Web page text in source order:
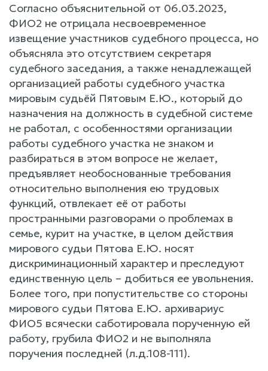
Согласно объяснительной от 06.03.2023,
ФИО2 не отрицала несвоевременное
извещение участников судебного процесса, но
объясняла это отсутствием секретаря
судебного заседания, а также ненадлежащей
организацией работы судебного участка
мировым судьёй Пятовым Е.Ю., который до
назначения на должность в судебной системе
не работал, с особенностями организации
работы судебного участка не знаком и
разбираться в этом вопросе не желает,
предъявляет необоснованные требования
относительно выполнения ею трудовых
функций, отвлекает её от работы
пространными разговорами о проблемах в
семье, курит на участке, в целом действия
мирового судьи Пятова Е.Ю. носят
дискриминационный характер и преследуют
единственную цель – добиться ее увольнения.
Более того, при попустительстве со стороны
мирового судьи Пятова Е.Ю. архивариус
ФИО5 всячески саботировала порученную ей
работу, грубила ФИО2 и не выполняла
поручения последней (л.д.108-111).